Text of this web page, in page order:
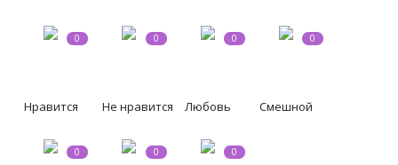
0
Нравится
0
Не нравится
0
Любовь
0
Смешной
0 0 0